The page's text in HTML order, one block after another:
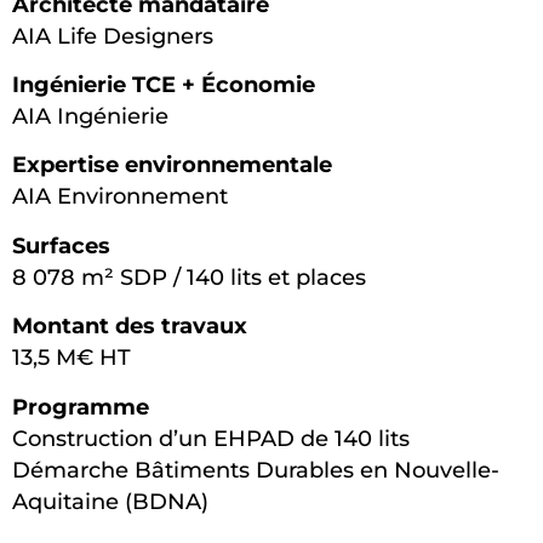
AIA Life Designers
Ingénierie TCE + Économie
AIA Ingénierie
Expertise environnementale
AIA Environnement
Surfaces
8 078 m² SDP / 140 lits et places
Montant des travaux
13,5 M€ HT
Programme
Construction d’un EHPAD de 140 lits
Démarche Bâtiments Durables en Nouvelle-
Aquitaine (BDNA)